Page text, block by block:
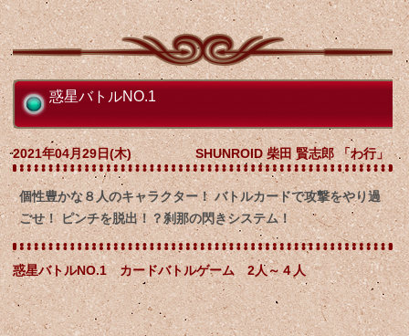
惑星バトルNO.1
2021年04月29日(木) SHUNROID 柴田 賢志郎 「わ行」
個性豊かな８人のキャラクター！ バトルカードで攻撃をやり過
ごせ！ ピンチを脱出！？刹那の閃きシステム！
惑星バトルNO.1 カードバトルゲーム 2人～４人